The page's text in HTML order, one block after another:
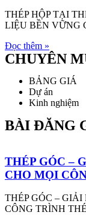
THÉP HỘP TẠI
LIỆU BỀN VỮNG
Đọc thêm »
CHUYÊN
BẢNG GIÁ
Dự án
Kinh nghiệm
BÀI ĐĂNG
THÉP GÓC –
CHO MỌI
THÉP GÓC –
CÔNG TRÌNH